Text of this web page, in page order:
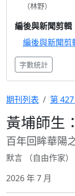
（林野）
編後與新聞剪輯
編後與新聞剪
字數統計
期刊列表 第
黃埔師生
百年回眸華陽
默言 （自由作家）
2026 年 7 月